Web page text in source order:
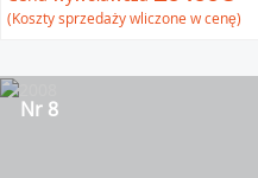
(Koszty sprzedaży wliczone w cenę)
Nr 8